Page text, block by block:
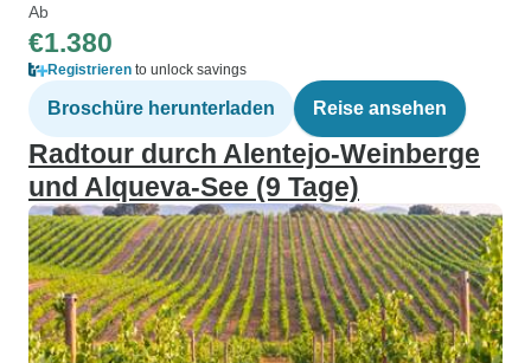
Ab
€1.380
Registrieren to unlock savings
Broschüre herunterladen Reise ansehen
Radtour durch Alentejo-Weinberge
und Alqueva-See (9 Tage)